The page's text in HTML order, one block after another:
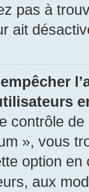
pas à
ait
contrôle
», vous
option
aux